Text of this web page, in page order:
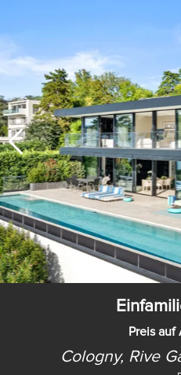
Preis auf
Cologny, Rive